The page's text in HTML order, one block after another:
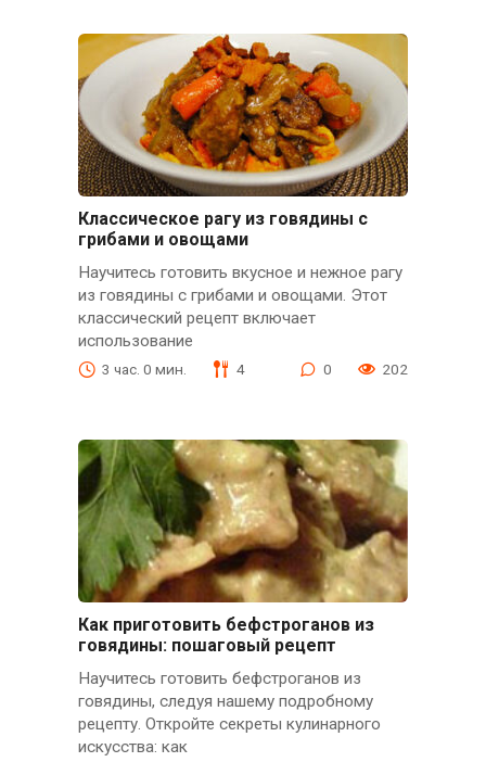
Классическое рагу из говядины с
грибами и овощами
Научитесь готовить вкусное и нежное рагу
из говядины с грибами и овощами. Этот
классический рецепт включает
использование
3 час. 0 мин. 4 0 202
Как приготовить бефстроганов из
говядины: пошаговый рецепт
Научитесь готовить бефстроганов из
говядины, следуя нашему подробному
рецепту. Откройте секреты кулинарного
искусства: как